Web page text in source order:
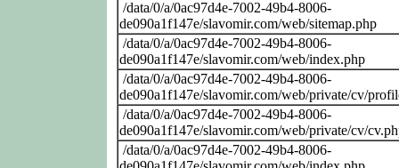
/data/0/a/0ac97d4e-7002-49b4-8006-
de090a1f147e/slavomir.com/web/sitemap.php
/data/0/a/0ac97d4e-7002-49b4-8006-
de090a1f147e/slavomir.com/web/index.php
/data/0/a/0ac97d4e-7002-49b4-8006-
de090a1f147e/slavomir.com/web/private/cv/
/data/0/a/0ac97d4e-7002-49b4-8006-
de090a1f147e/slavomir.com/web/private/cv/
/data/0/a/0ac97d4e-7002-49b4-8006-